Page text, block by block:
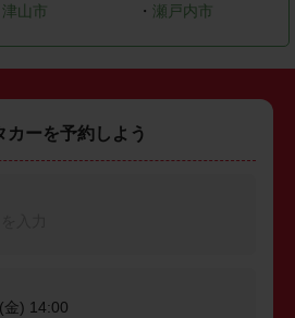
津山市 ・瀬戸内市
カーを予約しよう
金) 14:00